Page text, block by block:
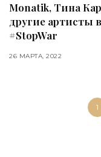
Monatik, Тина
другие артисты
#StopWar
26 МАРТА, 2022
1